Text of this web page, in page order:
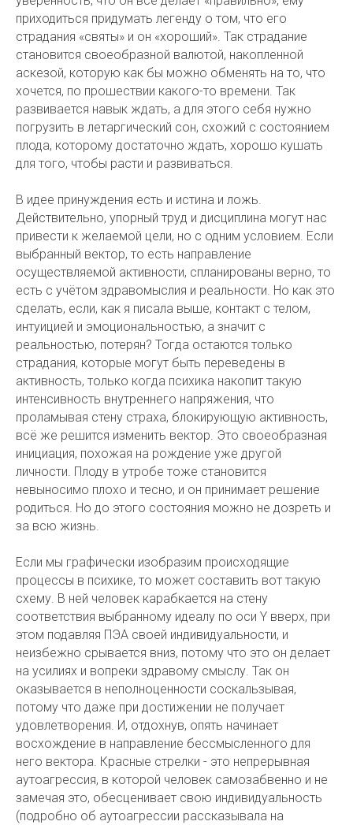
приходиться придумать легенду о том, что его
страдания «святы» и он «хороший». Так страдание
становится своеобразной валютой, накопленной
аскезой, которую как бы можно обменять на то, что
хочется, по прошествии какого-то времени. Так
развивается навык ждать, а для этого себя нужно
погрузить в летаргический сон, схожий с состоянием
плода, которому достаточно ждать, хорошо кушать
для того, чтобы расти и развиваться.
В идее принуждения есть и истина и ложь.
Действительно, упорный труд и дисциплина могут нас
привести к желаемой цели, но с одним условием. Если
выбранный вектор, то есть направление
осуществляемой активности, спланированы верно, то
есть с учётом здравомыслия и реальности. Но как это
сделать, если, как я писала выше, контакт с телом,
интуицией и эмоциональностью, а значит с
реальностью, потерян? Тогда остаются только
страдания, которые могут быть переведены в
активность, только когда психика накопит такую
интенсивность внутреннего напряжения, что
проламывая стену страха, блокирующую активность,
всё же решится изменить вектор. Это своеобразная
инициация, похожая на рождение уже другой
личности. Плоду в утробе тоже становится
невыносимо плохо и тесно, и он принимает решение
родиться. Но до этого состояния можно не дозреть и
за всю жизнь.
Если мы графически изобразим происходящие
процессы в психике, то может составить вот такую
схему. В ней человек карабкается на стену
соответствия выбранному идеалу по оси Y вверх, при
этом подавляя ПЭА своей индивидуальности, и
неизбежно срывается вниз, потому что это он делает
на усилиях и вопреки здравому смыслу. Так он
оказывается в неполноценности соскальзывая,
потому что даже при достижении не получает
удовлетворения. И, отдохнув, опять начинает
восхождение в направление бессмысленного для
него вектора. Красные стрелки - это непрерывная
аутоагрессия, в которой человек самозабвенно и не
замечая это, обесценивает свою индивидуальность
(подробно об аутоагрессии рассказывала на